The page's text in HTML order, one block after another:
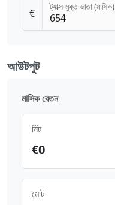
€
ট্যাক্স-মুক্ত ভাতা (মাসিক)
আউটপুট
মাসিক বেতন
নিট
€0
মোট